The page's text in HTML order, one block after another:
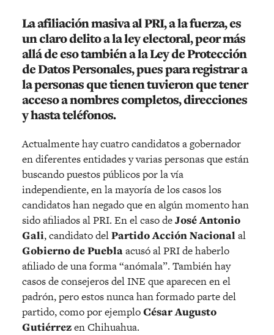
La afiliación masiva al PRI, a la fuerza, es
un claro delito a la ley electoral, peor más
allá de eso también a laLey de Protección
de Datos Personales, pues para registrar a
la personas que tienen tuvieron que tener
acceso a nombres completos, direcciones
y hasta teléfonos.
Actualmente hay cuatro candidatos a gobernador
en diferentes entidades y varias personas que están
buscando puestos públicos por la vía
independiente, en la mayoría de los casos los
candidatos han negado que en algún momento han
sido afiliados al PRI. En el caso deJosé Antonio
Gali, candidato delPartido Acción Nacional al
Gobierno de Pueblaacusó al PRI de haberlo
afiliado de una forma “anómala”. También hay
casos de consejeros del INE que aparecen en el
padrón, pero estos nunca han formado parte del
partido, como por ejemploCésar Augusto
Gutiérrezen Chihuahua.